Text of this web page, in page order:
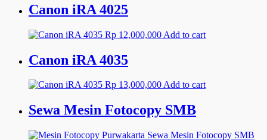
Canon iRA 4025
Rp 12,000,000 Add to cart
Canon iRA 4035
Rp 13,000,000Add to cart
Sewa Mesin Fotocopy SMB